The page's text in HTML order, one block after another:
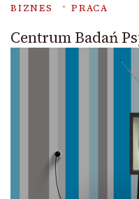
BIZNES PRACA
Centrum Badań